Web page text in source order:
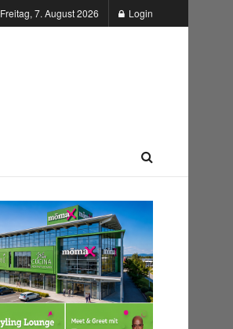
Freitag, 7. August 2026 Login